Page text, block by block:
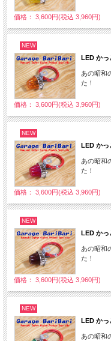
価格： 3,600円(税込 3,960円)
NEW
LED か
あの昭和
た！
価格： 3,600円(税込 3,960円)
NEW
LED か
あの昭和
た！
価格： 3,600円(税込 3,960円)
NEW
LED か
あの昭和
た！
価格： 3,600円(税込 3,960円)
NEW
LED かっ
あの昭和